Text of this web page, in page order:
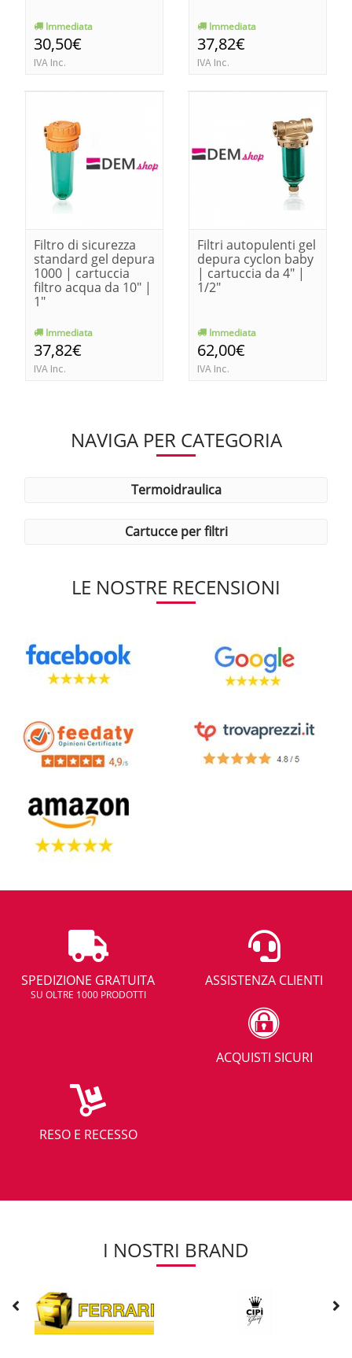
Immediata
30,50€
IVA Inc.
Immediata
37,82€
IVA Inc.
Filtro di sicurezza
standard gel depura
1000 | cartuccia
filtro acqua da 10" |
1"
Immediata
37,82€
IVA Inc.
Filtri autopulenti gel
depura cyclon baby
| cartuccia da 4" |
1/2"
Immediata
62,00€
IVA Inc.
NAVIGA PER CATEGORIA
termoidraulica
cartucce per filtri
LE NOSTRE RECENSIONI
SPEDIZIONE GRATUITA
SU OLTRE 1000 PRODOTTI
ASSISTENZA CLIENTI
ACQUISTI SICURI
RESO E RECESSO
I NOSTRI BRAND